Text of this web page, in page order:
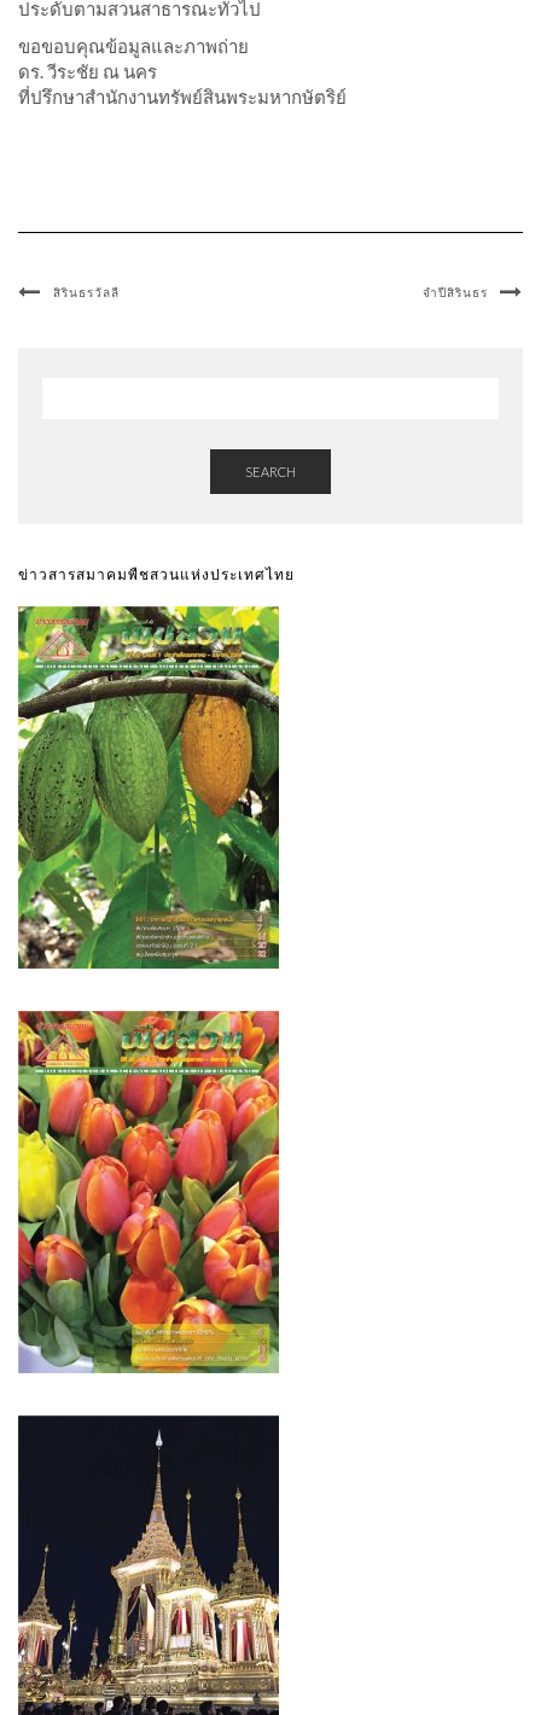
ประดับตามสวนสาธารณะทั่วไป
ขอขอบคุณข้อมูลและภาพถ่าย
ดร. วีระชัย ณ นคร
ที่ปรึกษาสำนักงานทรัพย์สินพระมหากษัตริย์
สิรินธรวัลลี จำปีสิรินธร
SEARCH
ข่าวสารสมาคมพืชสวนแห่งประเทศไทย